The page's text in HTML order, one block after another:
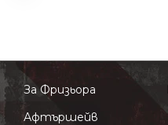
За Фризьора
Афтършейв